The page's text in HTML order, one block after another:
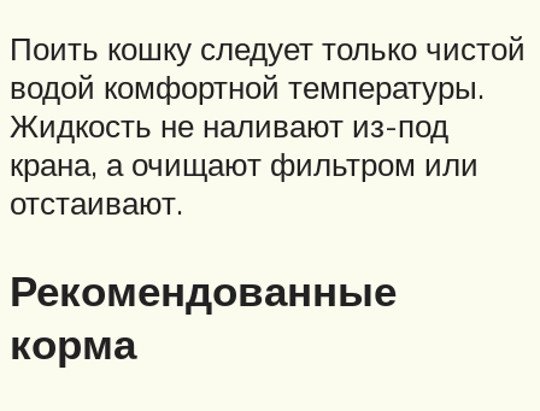
Поить кошку следует только чистой
водой комфортной температуры.
Жидкость не наливают из-под
крана, а очищают фильтром или
отстаивают.
Рекомендованные
корма